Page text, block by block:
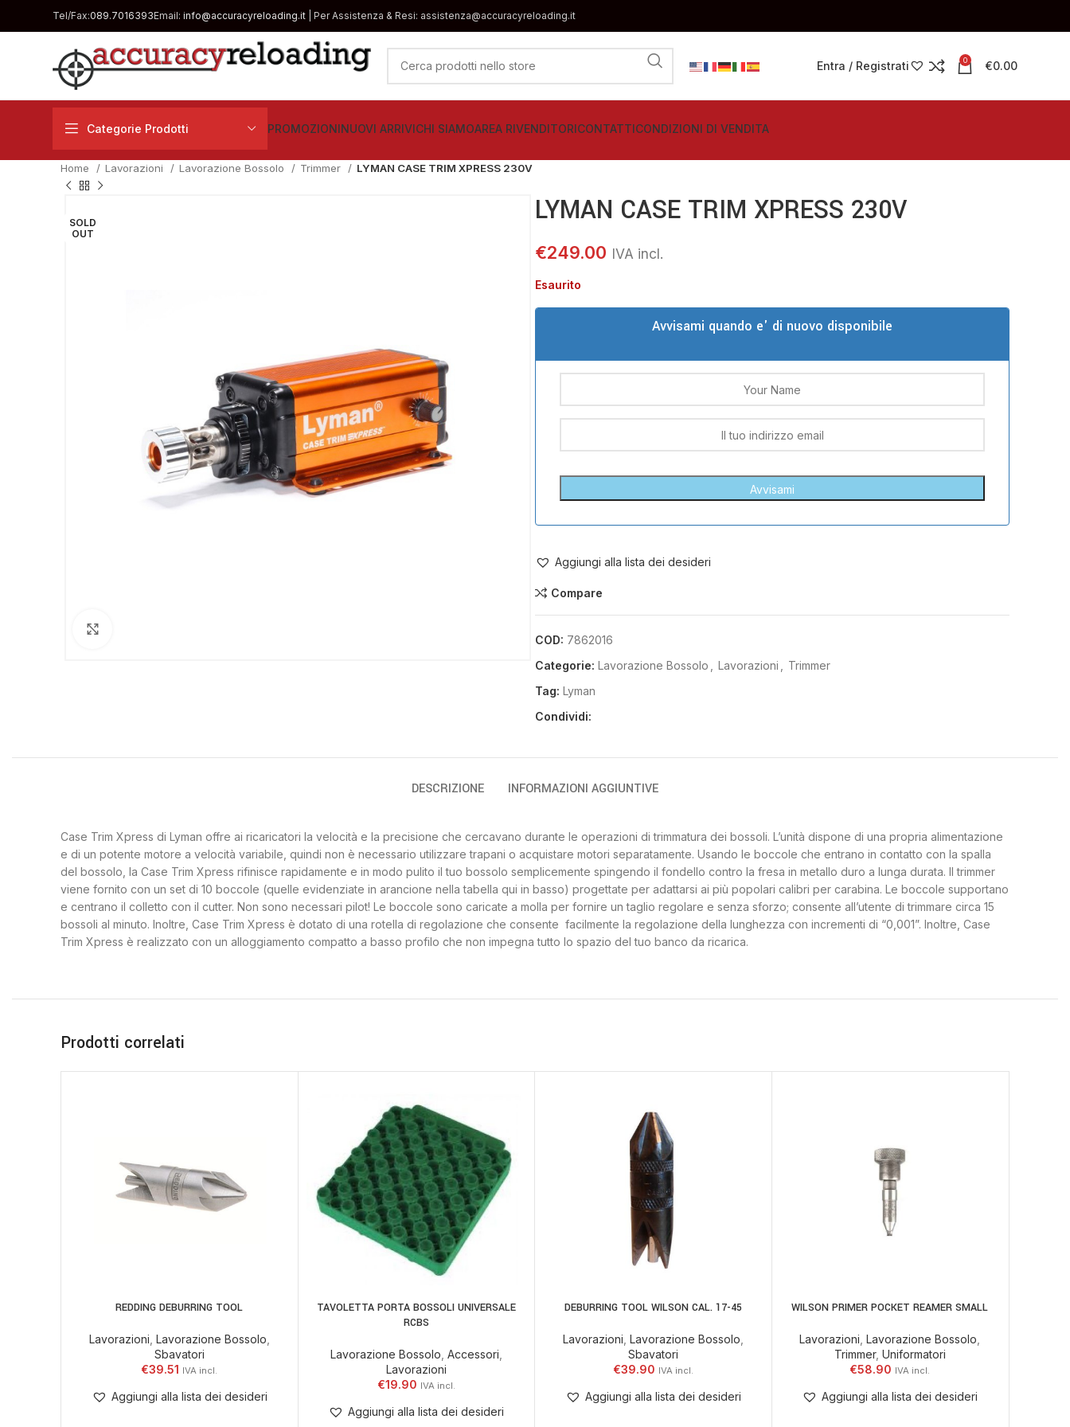
Tel/Fax:089.7016393Email: info@accuracyreloading.it | Per Assistenza & Resi: assistenza@accuracyreloading.it
Entra / Registrati 0 €0.00
Categorie Prodotti PROMOZIONINUOVI ARRIVICHI SIAMOAREA RIVENDITORICONTATTICONDIZIONI DI VENDITA
Home Lavorazioni Lavorazione Bossolo Trimmer LYMAN CASE TRIM XPRESS 230V
SOLD
OUT
LYMAN CASE TRIM XPRESS 230V
€249.00
Esaurito
Avvisami quando e' di nuovo disponibile
Aggiungi alla lista dei desideri
Compare
COD: 7862016
Categorie: Lavorazione Bossolo Lavorazioni
Trimmer
Tag: Lyman
Condividi:
DESCRIZIONE INFORMAZIONI AGGIUNTIVE
Case Trim Xpress di Lyman offre ai ricaricatori la velocità e la precisione che cercavano durante le operazioni di trimmatura dei bossoli. L’unità dispone di una propria alimentazione
e di un potente motore a velocità variabile, quindi non è necessario utilizzare trapani o acquistare motori separatamente. Usando le boccole che entrano in contatto con la spalla
del bossolo, la Case Trim Xpress rifinisce rapidamente e in modo pulito il tuo bossolo semplicemente spingendo il fondello contro la fresa in metallo duro a lunga durata. Il trimmer
viene fornito con un set di 10 boccole (quelle evidenziate in arancione nella tabella qui in basso) progettate per adattarsi ai più popolari calibri per carabina. Le boccole supportano
e centrano il colletto con il cutter. Non sono necessari pilot! Le boccole sono caricate a molla per fornire un taglio regolare e senza sforzo; consente all’utente di trimmare circa 15
bossoli al minuto. Inoltre, Case Trim Xpress è dotato di una rotella di regolazione che consente facilmente la regolazione della lunghezza con incrementi di “0,001”. Inoltre, Case
Trim Xpress è realizzato con un alloggiamento compatto a basso profilo che non impegna tutto lo spazio del tuo banco da ricarica.
Prodotti correlati
AGGIUNGI AL CARRELLO
REDDING DEBURRING TOOL
Lavorazioni Lavorazione Bossolo
Sbavatori
€39.51
Aggiungi alla lista dei desideri
AGGIUNGI AL CARRELLO
TAVOLETTA PORTA BOSSOLI UNIVERSALE
RCBS
Lavorazione Bossolo Accessori
Lavorazioni
€19.90
Aggiungi alla lista dei desideri
AGGIUNGI AL CARRELLO
DEBURRING TOOL WILSON CAL. 17-45
Lavorazioni Lavorazione Bossolo
Sbavatori
€39.90
Aggiungi alla lista dei desideri
AGGIUNGI AL CARRELLO
WILSON PRIMER POCKET REAMER SMALL
Lavorazioni ,Lavorazione Bossolo
Trimmer, Uniformatori
€58.90
Aggiungi alla lista dei desideri